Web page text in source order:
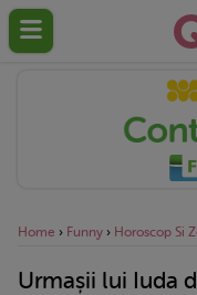
Home › Funny › Horoscop Si
Urmașii lui Iuda